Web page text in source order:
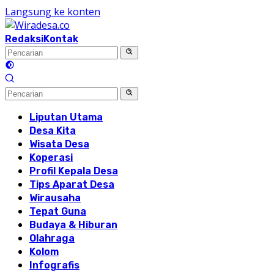
Langsung ke konten
RedaksiKontak
Liputan Utama
Desa Kita
Wisata Desa
Koperasi
Profil Kepala Desa
Tips Aparat Desa
Wirausaha
Tepat Guna
Budaya & Hiburan
Olahraga
Kolom
Infografis